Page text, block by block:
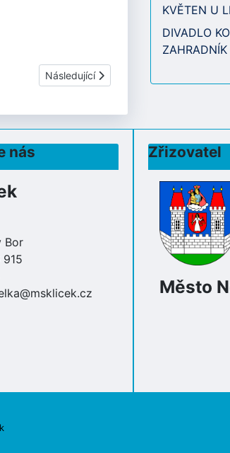
Další článek: TÉMATA NA MĚSÍC ZÁŘÍ
Následující
KVĚTEN U
DIVADLO
nás
Bor
Zřizovatel
Město